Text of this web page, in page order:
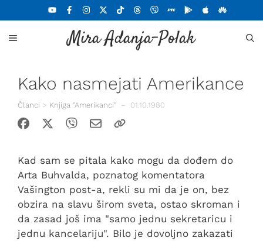
na
sadržaj
Mira Adanja-Polak
MENU
Kako nasmejati Amerikance
Članci > Knjiga "Amerikanci" – 01.10.1980
Kad sam se pitala kako mogu da dođem do
Arta Buhvalda, poznatog komentatora
Vašington post-a, rekli su mi da je on, bez
obzira na slavu širom sveta, ostao skroman i
da zasad još ima "samo jednu sekretaricu i
jednu kancelariju". Bilo je dovoljno zakazati